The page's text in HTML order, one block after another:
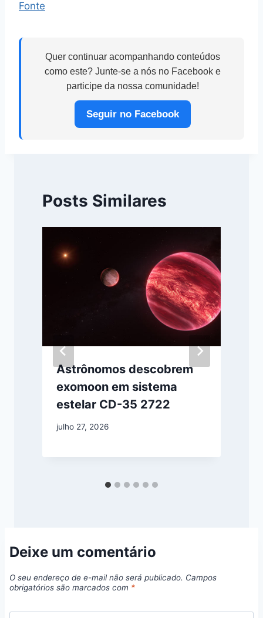
Fonte
Quer continuar acompanhando conteúdos
como este? Junte-se a nós no Facebook e
participe da nossa comunidade!
Seguir no Facebook
Posts Similares
Astrônomos descobrem
exomoon em sistema
estelar CD-35 2722
julho 27, 2026
Deixe um comentário
O seu endereço de e-mail não será publicado. Campos
obrigatórios são marcados com *